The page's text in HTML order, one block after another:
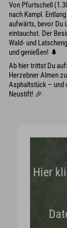
Von Pfurtschell
nach Kampl.
aufwärts, bevor Du
eintauchst. Der
Wald- und
und genießen! 🌲
Ab hier trittst Du
Herzebner Almen
Asphaltstück – und
Neustift! 🎉
Hier